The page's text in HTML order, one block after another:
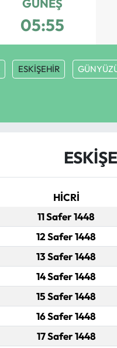
GÜNEŞ
05:55
ESKİŞEHİR
HİCRİ
11 Safer 1448
12 Safer 1448
13 Safer 1448
14 Safer 1448
15 Safer 1448
16 Safer 1448
17 Safer 1448